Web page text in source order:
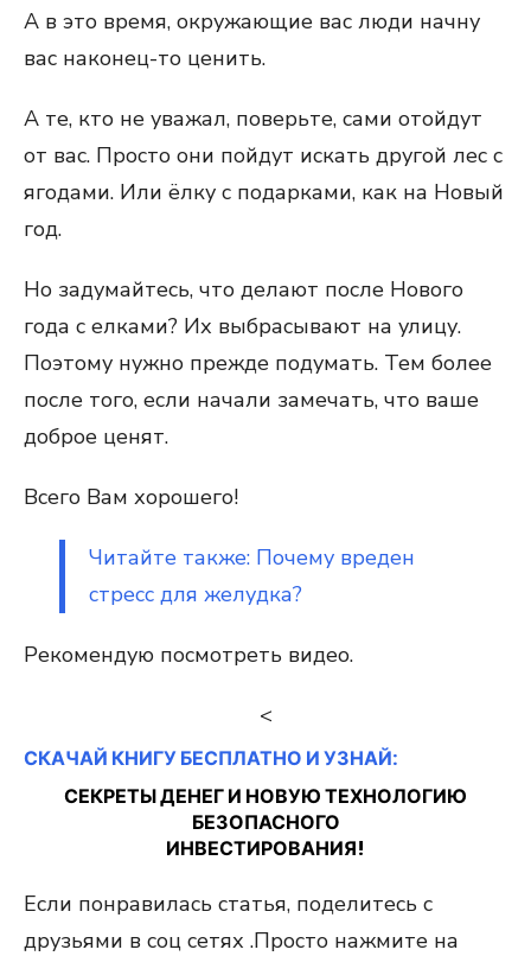
А в это время, окружающие вас люди начну
вас наконец-то ценить.
А те, кто не уважал, поверьте, сами отойдут
от вас. Просто они пойдут искать другой лес с
ягодами. Или ёлку с подарками, как на Новый
год.
Но задумайтесь, что делают после Нового
года с елками? Их выбрасывают на улицу.
Поэтому нужно прежде подумать. Тем более
после того, если начали замечать, что ваше
доброе ценят.
Всего Вам хорошего!
Читайте также: Почему вреден
стресс для желудка?
Рекомендую посмотреть видео.
<
СКАЧАЙ КНИГУ БЕСПЛАТНО И УЗНАЙ:
СЕКРЕТЫ ДЕНЕГ И НОВУЮ ТЕХНОЛОГИЮ
БЕЗОПАСНОГО
ИНВЕСТИРОВАНИЯ!
Если понравилась статья, поделитесь с
друзьями в соц сетях .Просто нажмите на